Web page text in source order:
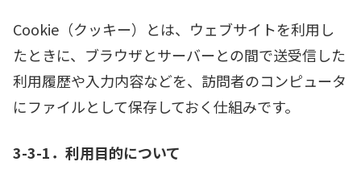
Cookie（クッキー）とは、ウェブサイトを利用し
たときに、ブラウザとサーバーとの間で送受信した
利用履歴や入力内容などを、訪問者のコンピュータ
にファイルとして保存しておく仕組みです。
3-3-1．利用目的について